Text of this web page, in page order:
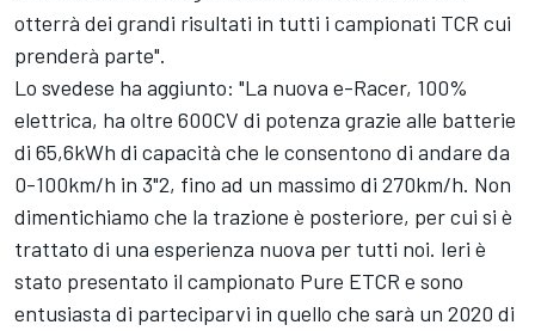
otterrà dei grandi risultati in tutti i campionati TCR cui
prenderà parte".
Lo svedese ha aggiunto: "La nuova e-Racer, 100%
elettrica, ha oltre 600CV di potenza grazie alle batterie
di 65,6kWh di capacità che le consentono di andare da
0-100km/h in 3"2, fino ad un massimo di 270km/h. Non
dimentichiamo che la trazione è posteriore, per cui si è
trattato di una esperienza nuova per tutti noi. Ieri è
stato presentato il campionato Pure ETCR e sono
entusiasta di parteciparvi in quello che sarà un 2020 di